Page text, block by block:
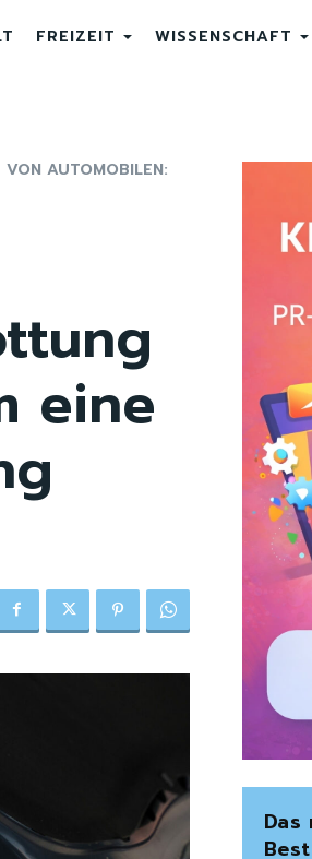
FREIZEIT WISSENSCHAFT
VON AUTOMOBILEN:
eine